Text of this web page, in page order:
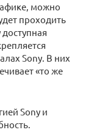
можно
проходить
Sony. В них
«то же
Sony и